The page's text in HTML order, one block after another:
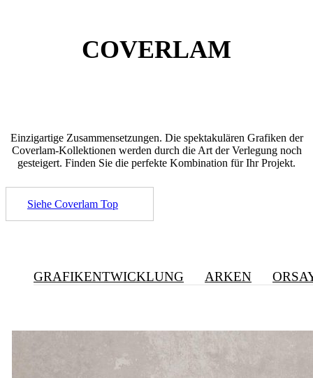
COVERLAM
Einzigartige Zusammensetzungen. Die spektakulären Grafiken der
Coverlam-Kollektionen werden durch die Art der Verlegung noch
gesteigert. Finden Sie die perfekte Kombination für Ihr Projekt.
Siehe Coverlam Top
GRAFIKENTWICKLUNG ARKEN